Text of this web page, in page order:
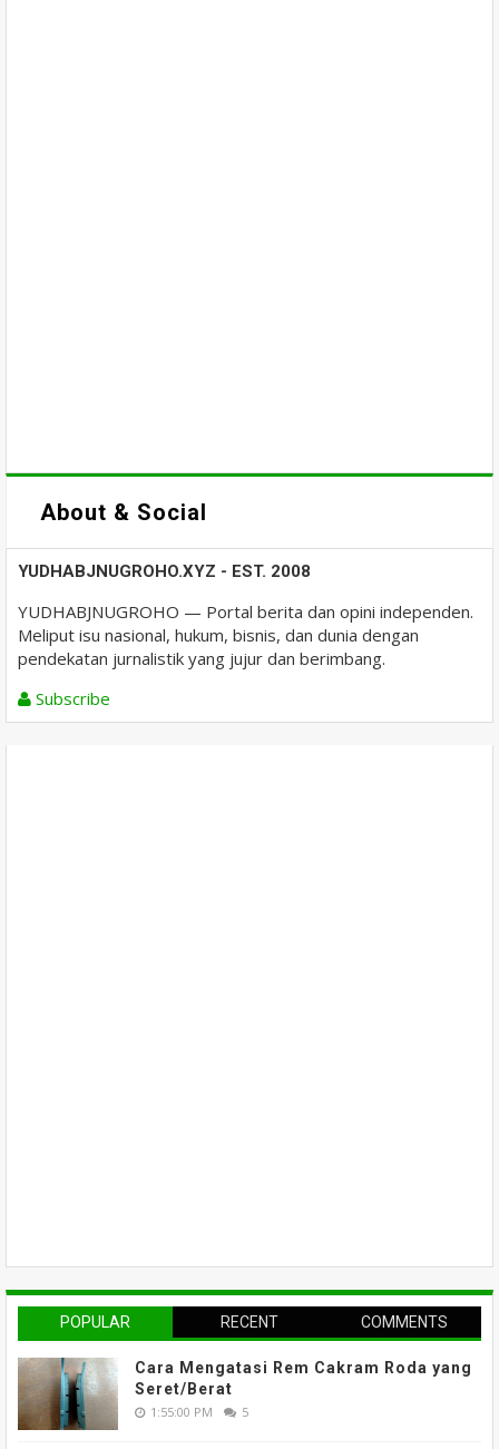
About & Social
YUDHABJNUGROHO.XYZ - EST. 2008
YUDHABJNUGROHO — Portal berita dan opini independen.
Meliput isu nasional, hukum, bisnis, dan dunia dengan
pendekatan jurnalistik yang jujur dan berimbang.
Subscribe
POPULAR RECENT COMMENTS
Cara Mengatasi Rem Cakram Roda yang
Seret/Berat
1:55:00 PM 5